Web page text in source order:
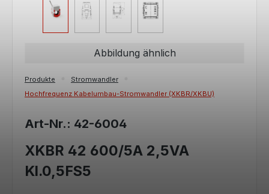
Abbildung ähnlich
Produkte
Stromwandler
Hochfrequenz Kabelumbau-Stromwandler (XKBR/XKBU)
Art-Nr.: 42-6004
XKBR 42 600/5A 2,5VA
Kl.0,5FS5